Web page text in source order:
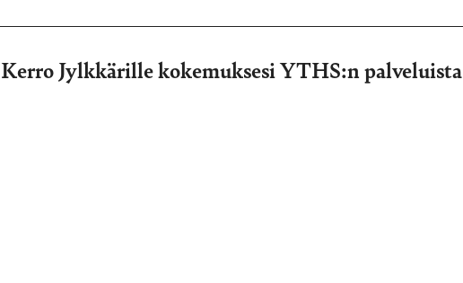
Kerro Jylkkärille kokemuksesi YTHS:n palveluista